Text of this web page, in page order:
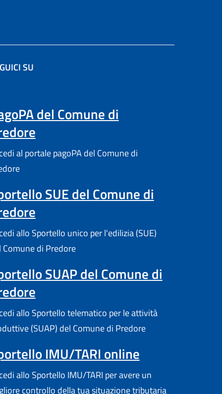
SU
del Comune di
al portale pagoPA del Comune di
SUE del Comune di
allo Sportello unico per l'edilizia (SUE)
Comune di Predore
SUAP del Comune di
allo Sportello telematico per le attività
(SUAP) del Comune di Predore
IMU/TARI online
allo Sportello IMU/TARI per avere un
controllo della tua situazione tributaria